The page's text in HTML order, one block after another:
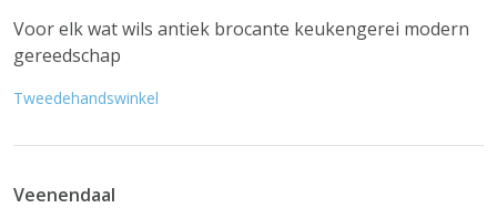
Voor elk wat wils antiek brocante keukengerei modern
gereedschap
Tweedehandswinkel
Veenendaal